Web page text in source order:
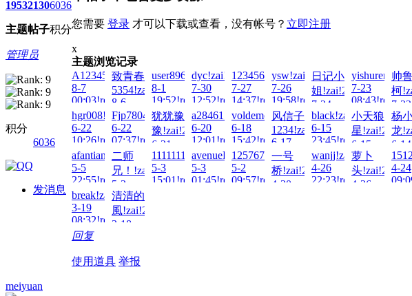
1953
主题
2130
帖子
6036
积分
管理员
积分
6036
发消息
您需要 登录 才可以下载或查看，没有帐号？ 立即注册
x
主题浏览记录
A123456...!zai!2026-
8-7
00:03!read!
致青春
5354!zai!2026-
8-6
02:42!read!
user8963!zai!2026-
8-1
19:52!read!
dyc!zai!2026-
7-30
12:52!read!
1234566!zai!2026-
7-27
14:37!read!
ysw!zai!2026-
7-26
19:58!read!
日记小
姐!zai!2026-
7-24
22:03!read!
7-23
08:43!read!
帅
柯
7-23
hgr008!zai!2026-
6-22
10:26!read!
Fjp780417!zai!2026-
6-22
07:37!read!
犹犹豫
豫!zai!2026-
6-21
00:52!read!
a28461533!zai!2026-
6-20
12:01!read!
voldemort!zai!2026-
6-18
15:42!read!
风信子
1234!zai!2026-
6-17
22:29!read!
black!zai!2026-
6-15
23:45!read!
小天狼
星!zai!2026-
6-15
01:05!read!
杨
龙
6-14
afantian!zai!2026-
5-5
22:55!read!
二师
兄！!zai!2026-
5-3
18:33!read!
1111111111!zai!2026-
5-3
15:01!read!
avenueLee!zai!2026-
5-3
01:45!read!
1257675998!zai!2026-
5-2
09:57!read!
一号
桥!zai!2026-
4-30
wanjj!zai!2026-
4-26
22:23!read!
萝卜
头!zai!2026-
4-26
4-24
break!zai!2026-
3-19
08:32!read!
清清的
風!zai!2026-
3-18
回复
使用道具 举报
meiyuan